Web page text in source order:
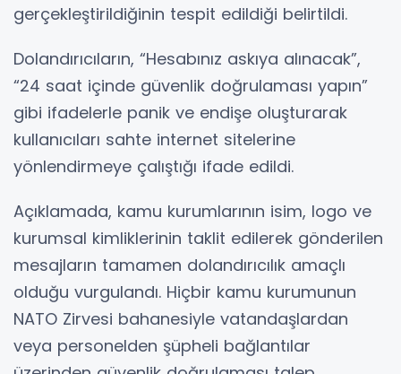
gerçekleştirildiğinin tespit edildiği belirtildi.
Dolandırıcıların, “Hesabınız askıya alınacak”,
“24 saat içinde güvenlik doğrulaması yapın”
gibi ifadelerle panik ve endişe oluşturarak
kullanıcıları sahte internet sitelerine
yönlendirmeye çalıştığı ifade edildi.
Açıklamada, kamu kurumlarının isim, logo ve
kurumsal kimliklerinin taklit edilerek gönderilen
mesajların tamamen dolandırıcılık amaçlı
olduğu vurgulandı. Hiçbir kamu kurumunun
NATO Zirvesi bahanesiyle vatandaşlardan
veya personelden şüpheli bağlantılar